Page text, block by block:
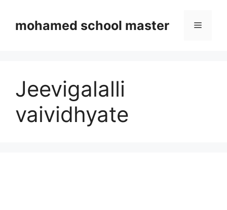
contentmohamed school master Menu
Jeevigalalli
vaividhyate